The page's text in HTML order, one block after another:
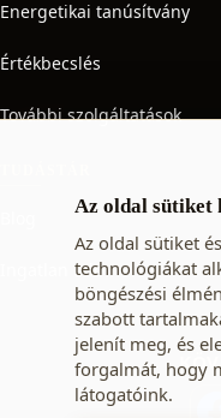
Az oldal sütiket
Az oldal sütiket
technológiákat
böngészési
szabott
jelenít meg, és
forgalmát, hogy
látogatóink.
Energetikai tanúsítvány
Értékbecslés
További szolgáltatások
Ingatlan adó